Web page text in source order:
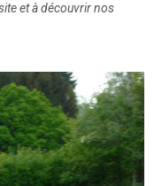
et à découvrir nos